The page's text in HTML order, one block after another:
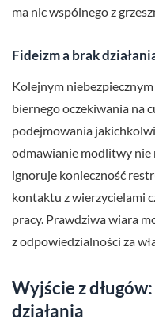
ma nic wspólnego z
Fideizm a brak
Kolejnym
biernego oczekiwania na
podejmowania
odmawianie modlitwy nie
ignoruje konieczność
kontaktu z wierzycielami
pracy. Prawdziwa wiara
z odpowiedzialności za
Wyjście z
działania